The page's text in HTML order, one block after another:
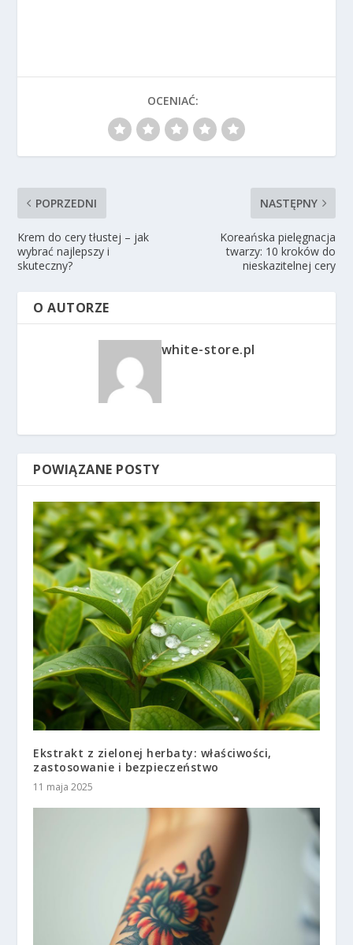
OCENIAĆ:
POPRZEDNI
Krem do cery tłustej – jak
wybrać najlepszy i
skuteczny?
NASTĘPNY
Koreańska pielęgnacja
twarzy: 10 kroków do
nieskazitelnej cery
O AUTORZE
white-store.pl
POWIĄZANE POSTY
Ekstrakt z zielonej herbaty: właściwości,
zastosowanie i bezpieczeństwo
11 maja 2025